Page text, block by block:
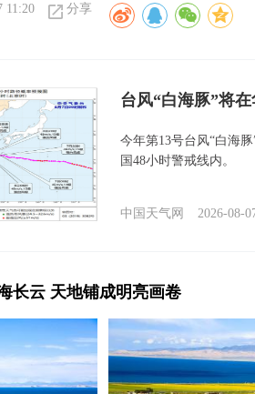
11:20 分享
台风“白海豚”将
今年第13号台风“白海
国48小时警戒线内。
中国天气网 2026-08-
长云 天地铺成明亮画卷